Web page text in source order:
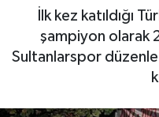
İlk kez katıldığı
şampiyon olarak
Sultanlarspor
Son Dakika
Haber Arşivi